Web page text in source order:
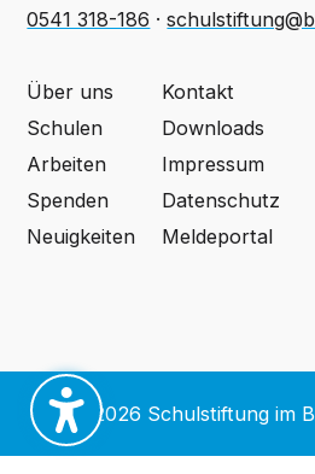
0541 318-186 ·
Über uns
Schulen
Arbeiten
Spenden
Neuigkeiten
Kontakt
Downloads
Impressum
Datenschutz
Meldeportal
© 2026 Schulstiftung im